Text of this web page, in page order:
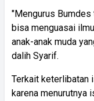
"Mengurus
bisa menguasai
anak-anak muda
dalih Syarif.
Terkait keterlibatan
karena